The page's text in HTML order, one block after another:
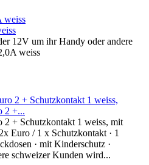
12V um ihr Handy oder andere
weiss
2 +...
2 + Schutzkontakt 1 weiss, mit
Euro / 1 x Schutzkontakt · 1
· mit Kinderschutz ·
schweizer Kunden wird...